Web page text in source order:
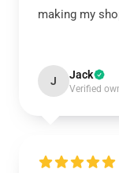
making my
J Jack
Verified